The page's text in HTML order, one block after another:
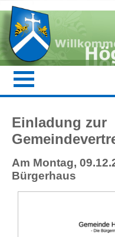
Einladung zur
Am Montag,
Bürgerhaus